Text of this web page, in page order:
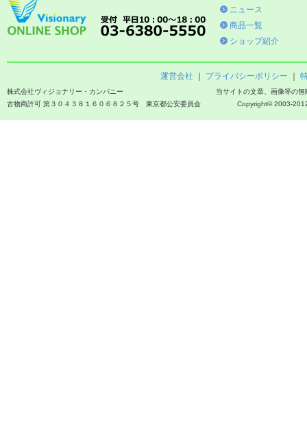
ニュース
商品一覧
ショップ紹介
運営会社 プライバシーポリシー
当サイトの文章、画像等の
Copyright© 2003-
株式会社ヴィジョナリー・カンパニー
古物商許可 第３０４３８１６０６８２５号 東京都公安委員会